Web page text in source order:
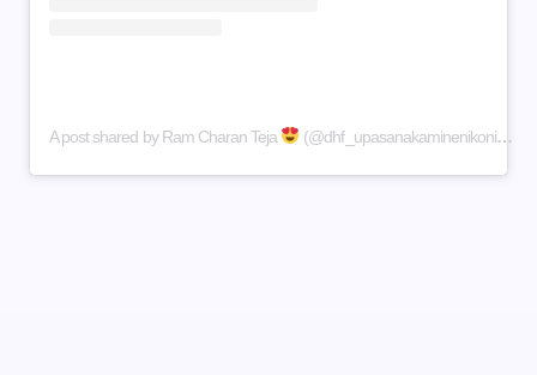
A post shared by Ram Charan Teja (@dhf_upasanakaminenikonidela_)